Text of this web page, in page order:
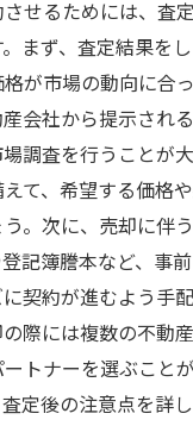
せるためには、査
まず、査定結果を
が市場の動向に合
会社から提示され
調査を行うことが大
て、希望する価格
。次に、売却に伴
記簿謄本など、事
契約が進むよう手
際には複数の不動
トナーを選ぶこと
定後の注意点を詳